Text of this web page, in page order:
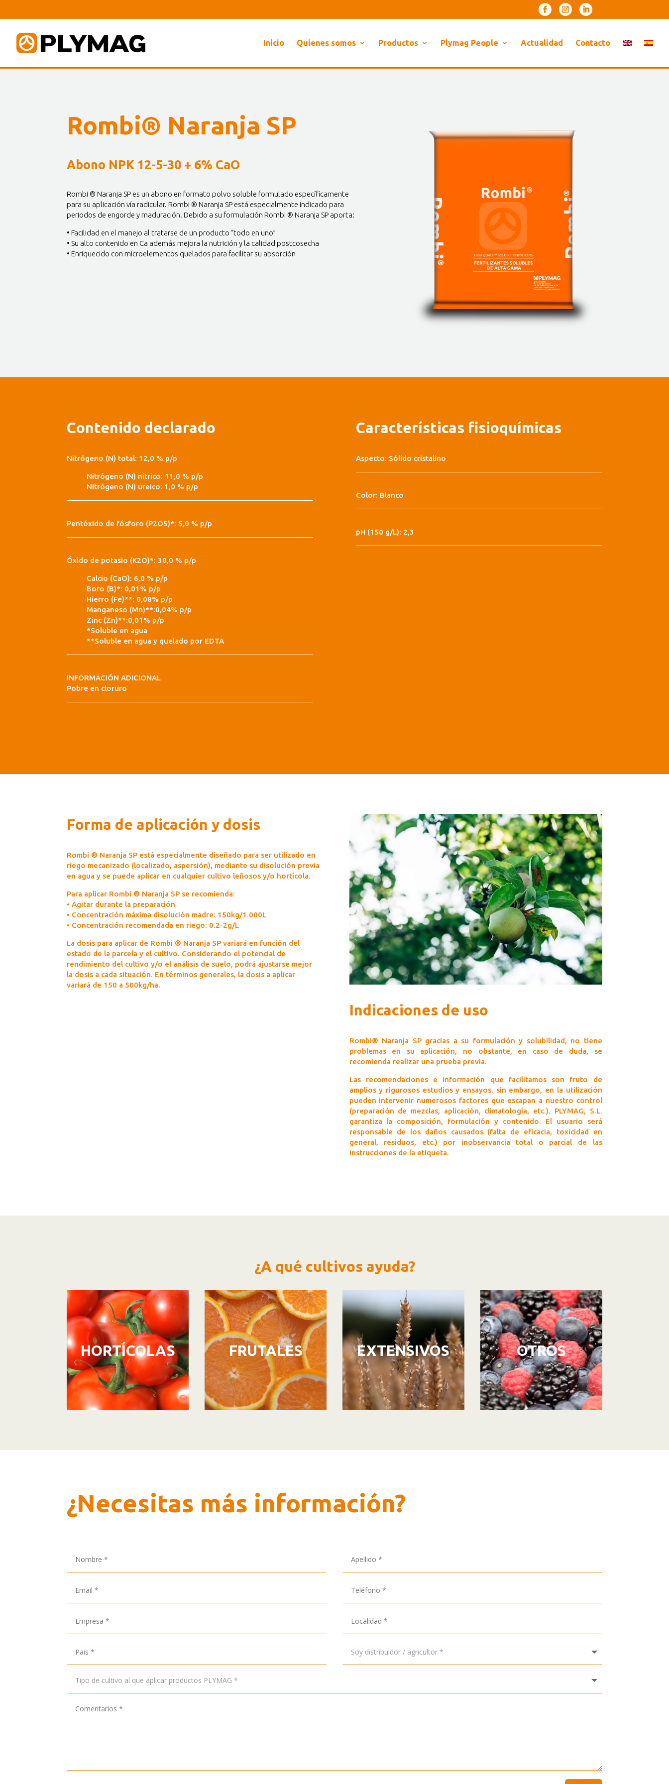
Inicio Quienes somos Productos Plymag People Actualidad Contacto
Rombi® Naranja SP
Abono NPK 12-5-30 + 6% CaO
Rombi ® Naranja SP es un abono en formato polvo soluble formulado específicamente
para su aplicación vía radicular. Rombi ® Naranja SP está especialmente indicado para
periodos de engorde y maduración. Debido a su formulación Rombi ® Naranja SP aporta:
• Facilidad en el manejo al tratarse de un producto “todo en uno”
• Su alto contenido en Ca además mejora la nutrición y la calidad postcosecha
• Enriquecido con microelementos quelados para facilitar su absorción
Contenido declarado
Nitrógeno (N) total: 12,0 % p/p
Nitrógeno (N) nítrico: 11,0 % p/p
Nitrógeno (N) ureico: 1,0 % p/p
Pentóxido de fósforo (P2O5)*: 5,0 % p/p
Óxido de potasio (K2O)*: 30,0 % p/p
Calcio (CaO): 6,0 % p/p
Boro (B)*: 0,01% p/p
Hierro (Fe)**: 0,08% p/p
Manganeso (Mn)**:0,04% p/p
Zinc (Zn)**:0,01% p/p
*Soluble en agua
**Soluble en agua y quelado por EDTA
INFORMACIÓN ADICIONAL
Pobre en cloruro
Características fisioquímicas
Aspecto: Sólido cristalino
Color: Blanco
pH (150 g/L): 2,3
Forma de aplicación y dosis
Rombi ® Naranja SP está especialmente diseñado para ser utilizado en
riego mecanizado (localizado, aspersión), mediante su disolución previa
en agua y se puede aplicar en cualquier cultivo leñosos y/o hortícola.
Para aplicar Rombi ® Naranja SP se recomienda:
• Agitar durante la preparación
• Concentración máxima disolución madre: 150kg/1.000L
• Concentración recomendada en riego: 0.2-2g/L
La dosis para aplicar de Rombi ® Naranja SP variará en función del
estado de la parcela y el cultivo. Considerando el potencial de
rendimiento del cultivo y/o el análisis de suelo, podrá ajustarse mejor
la dosis a cada situación. En términos generales, la dosis a aplicar
variará de 150 a 500kg/ha.
Indicaciones de uso
Rombi® Naranja SP gracias a su formulación y solubilidad, no tiene
problemas en su aplicación, no obstante, en caso de duda, se
recomienda realizar una prueba previa.
Las recomendaciones e información que facilitamos son fruto de
amplios y rigurosos estudios y ensayos. sin embargo, en la utilización
pueden intervenir numerosos factores que escapan a nuestro control
(preparación de mezclas, aplicación, climatología, etc.). PLYMAG, S.L.
garantiza la composición, formulación y contenido. El usuario será
responsable de los daños causados (falta de eficacia, toxicidad en
general, residuos, etc.) por inobservancia total o parcial de las
instrucciones de la etiqueta.
¿A qué cultivos ayuda?
Reproductor
de
vídeo
HORTÍCOLAS
Reproductor
de
vídeo
FRUTALES
Reproductor
de
EXTENSIVOS
Reproductor
de
vídeo
OTROS
¿Necesitas más información?